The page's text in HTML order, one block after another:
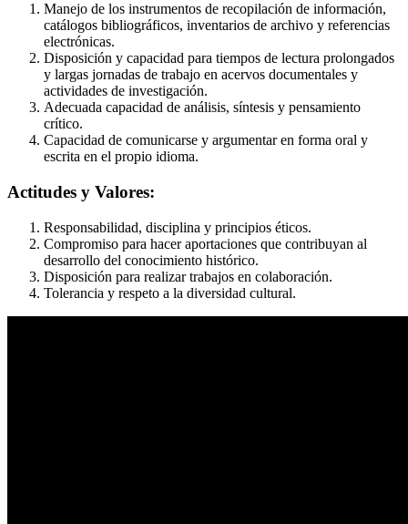
Manejo de los instrumentos de recopilación de información,
catálogos bibliográficos, inventarios de archivo y referencias
electrónicas.
Disposición y capacidad para tiempos de lectura prolongados
y largas jornadas de trabajo en acervos documentales y
actividades de investigación.
Adecuada capacidad de análisis, síntesis y pensamiento
crítico.
Capacidad de comunicarse y argumentar en forma oral y
escrita en el propio idioma.
Actitudes y Valores:
Responsabilidad, disciplina y principios éticos.
Compromiso para hacer aportaciones que contribuyan al
desarrollo del conocimiento histórico.
Disposición para realizar trabajos en colaboración.
Tolerancia y respeto a la diversidad cultural.